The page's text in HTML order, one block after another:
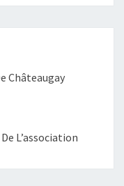
Châteaugay
L’association